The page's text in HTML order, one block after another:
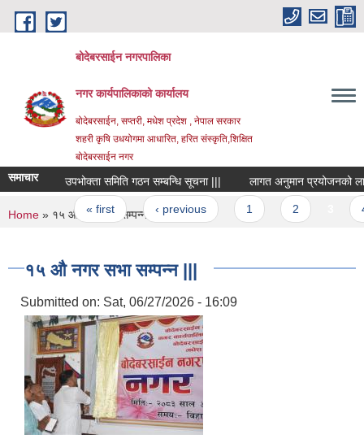
Skip to main content
बोदेबरसाईन नगरपालिका
नगर कार्यपालिकाको कार्यालय
बोदेबरसाईन, सप्तरी, मधेश प्रदेश , नेपाल सरकार
शहरी कृषि उधयोगमा आधारित, हरित संस्कृति,शिक्षित
बोदेबरसाईन नगर
समाचारउपभोक्ता समिति गठन सम्बन्धि सूचना ||| लागत अनुमान प्रयोजनको लागि
Pages
« first ‹ previous 3
You are here
Home » १५ औ नगर सभा सम्पन्न |||
१५ औ नगर सभा सम्पन्न |||
Submitted on: Sat, 06/27/2026 - 16:09